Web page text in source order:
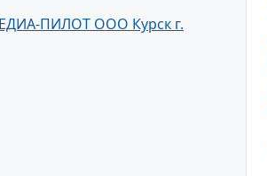
ПИЛОТ ООО Курск г.